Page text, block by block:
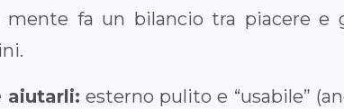
mente fa un bilancio tra piacere e
aiutarli: esterno pulito e “usabile”